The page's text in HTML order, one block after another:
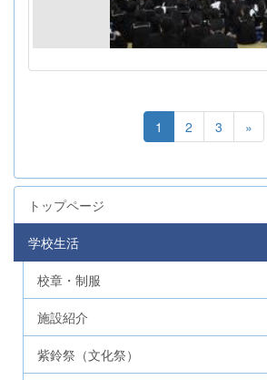
1 2 3 »
トップページ
学校生活
校章・制服
施設紹介
紫鈴祭（文化祭）